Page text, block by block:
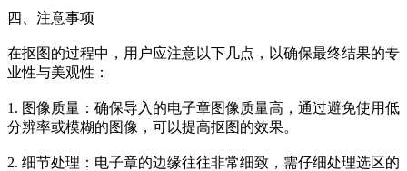
四、注意事项
在抠图的过程中，用户应注意以下几点，以确保最终结果的专
业性与美观性：
1. 图像质量：确保导入的电子章图像质量高，通过避免使用低
分辨率或模糊的图像，可以提高抠图的效果。
2. 细节处理：电子章的边缘往往非常细致，需仔细处理选区的